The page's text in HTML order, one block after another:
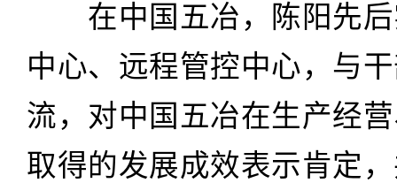
在中国五冶，陈阳先后
中心、远程管控中心，与
流，对中国五冶在生产经
取得的发展成效表示肯定